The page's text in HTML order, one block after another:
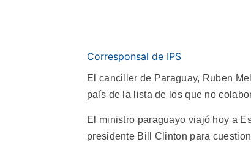
Corresponsal de IPS
El canciller de Paraguay, Ruben
país de la lista de los que no
El ministro paraguayo viajó hoy a
presidente Bill Clinton para